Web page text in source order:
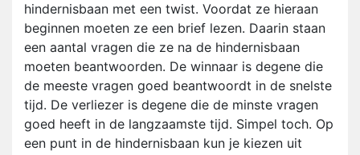
hindernisbaan met een twist. Voordat ze hieraan
beginnen moeten ze een brief lezen. Daarin staan
een aantal vragen die ze na de hindernisbaan
moeten beantwoorden. De winnaar is degene die
de meeste vragen goed beantwoordt in de snelste
tijd. De verliezer is degene die de minste vragen
goed heeft in de langzaamste tijd. Simpel toch. Op
een punt in de hindernisbaan kun je kiezen uit